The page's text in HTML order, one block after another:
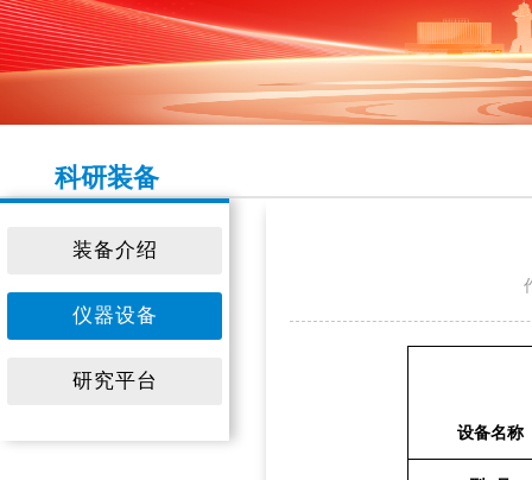
科研装备
装备介绍
仪器设备
研究平台
设备名称